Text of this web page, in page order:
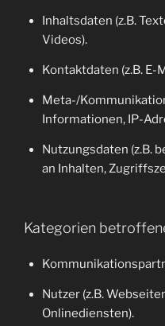
Inhaltsdaten (z.B.
Videos).
Kontaktdaten (z.B. E-
Meta-/
Informationen, IP-
Nutzungsdaten (z.B.
an Inhalten,
Kategorien
Nutzer (z.B.
Onlinediensten).